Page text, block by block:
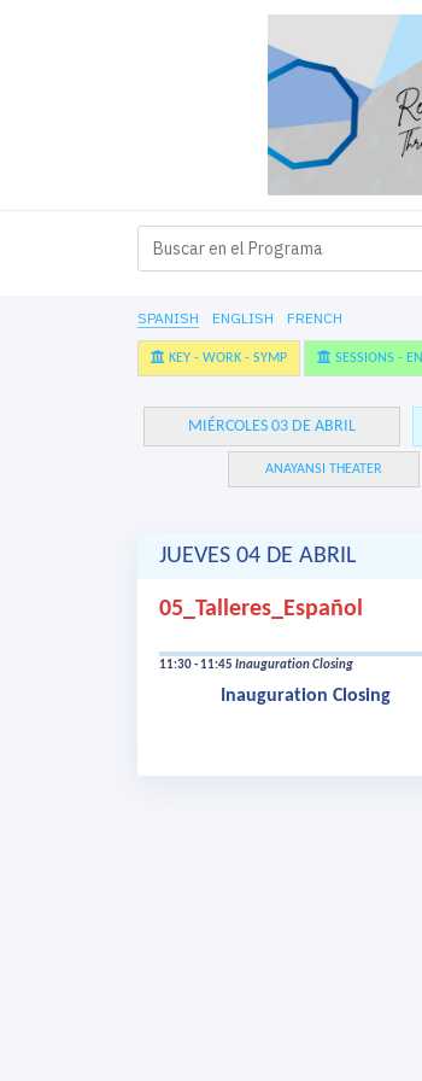
SPANISH ENGLISH FRENCH
KEY - WORK - SYMP SESSIONS - EN
MIÉRCOLES 03 DE ABRIL
ANAYANSI THEATER
JUEVES 04 DE ABRIL
05_Talleres_Español
11:30 - 11:45 Inauguration Closing
Inauguration Closing